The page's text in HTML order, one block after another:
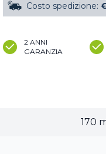
Costo spedizione:
2 ANNI
GARANZIA
170